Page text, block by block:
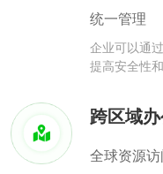
统一管理
企业可以通
提高安全性
跨区域
全球资源